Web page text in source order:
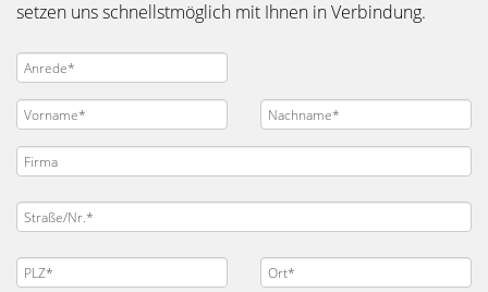
setzen uns schnellstmöglich mit Ihnen in Verbindung.